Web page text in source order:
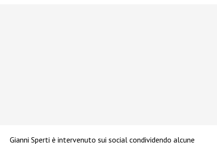
Gianni Sperti è intervenuto sui social condividendo alcune